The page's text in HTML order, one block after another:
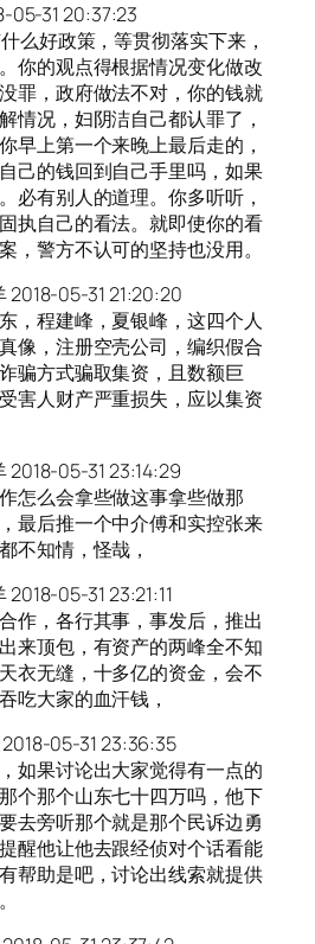
05-31 20:37:23
么好政策，等贯彻落实下来，
你的观点得根据情况变化做改
罪，政府做法不对，你的钱就
情况，妇阴洁自己都认罪了，
早上第一个来晚上最后走的，
己的钱回到自己手里吗，如果
必有别人的道理。你多听听，
执自己的看法。就即使你的看
，警方不认可的坚持也没用。
2018-05-31 21:20:20
，程建峰，夏银峰，这四个人
像，注册空壳公司，编织假合
骗方式骗取集资，且数额巨
害人财产严重损失，应以集资
2018-05-31 23:14:29
怎么会拿些做这事拿些做那
最后推一个中介傅和实控张来
不知情，怪哉，
2018-05-31 23:21:11
作，各行其事，事发后，推出
来顶包，有资产的两峰全不知
衣无缝，十多亿的资金，会不
吃大家的血汗钱，
2018-05-31 23:36:35
如果讨论出大家觉得有一点的
个那个山东七十四万吗，他下
去旁听那个就是那个民诉边勇
醒他让他去跟经侦对个话看能
帮助是吧，讨论出线索就提供